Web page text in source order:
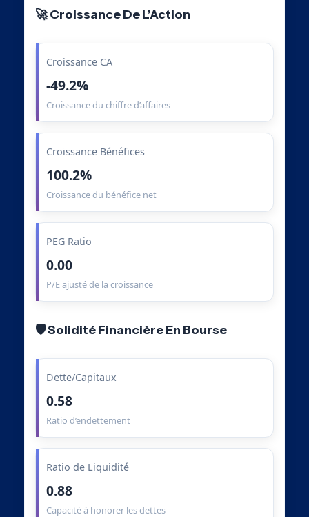
🚀 Croissance De L’Action
Croissance CA
-49.2%
Croissance du chiffre d’affaires
Croissance Bénéfices
100.2%
Croissance du bénéfice net
PEG Ratio
0.00
P/E ajusté de la croissance
🛡️ Solidité Financière En Bourse
Dette/Capitaux
0.58
Ratio d’endettement
Ratio de Liquidité
0.88
Capacité à honorer les dettes